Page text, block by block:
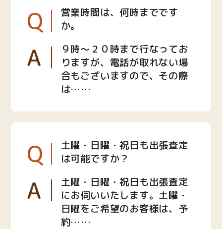
Q
営業時間は、何時までです
か。
A
９時〜２０時まで行なってお
りますが、電話が取れない場
合もございますので、その際
は……
Q
土曜・日曜・祝日も出張査定
は可能ですか？
A
土曜・日曜・祝日も出張査定
にお伺いいたします。土曜・
日曜をご希望のお客様は、予
約……